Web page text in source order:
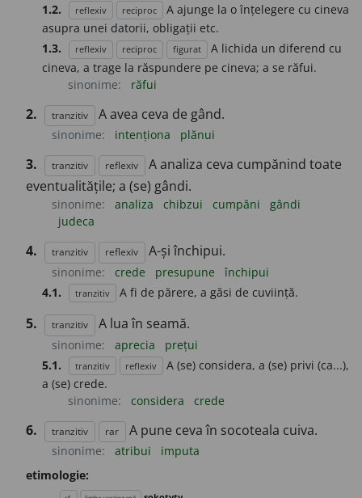
1.2.
reflexiv reciproc
A ajunge la o înțelegere cu cineva
asupra unei datorii, obligații etc.
1.3.
reflexiv reciproc figurat
A lichida un diferend cu
cineva, a trage la răspundere pe cineva; a se răfui.
sinonime:
răfui
2. tranzitiv A avea ceva de gând.
sinonime: intenționa plănui
3. tranzitiv reflexiv
A analiza ceva cumpănind toate
eventualitățile; a (se) gândi.
sinonime: analiza chibzui cumpăni
gândi
judeca
4. tranzitiv reflexiv A-și închipui.
sinonime: crede presupune
închipui
4.1.
tranzitiv A fi de părere, a găsi de cuviință.
5. tranzitiv A lua în seamă.
sinonime: aprecia
prețui
5.1.
tranzitiv reflexiv
A (se) considera, a (se) privi (ca...),
a (se) crede.
sinonime:
considera crede
6. tranzitiv rar A pune ceva în socoteala cuiva.
sinonime: atribui
imputa
etimologie: